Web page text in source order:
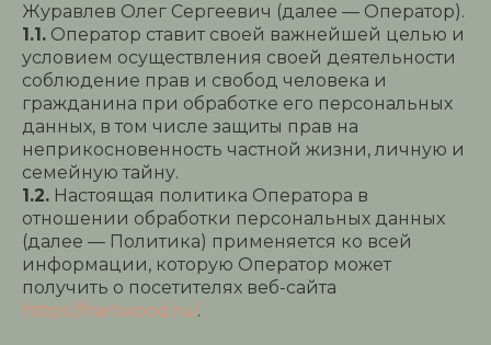
Журавлев Олег Сергеевич (далее — Оператор).
1.1. Оператор ставит своей важнейшей целью и
условием осуществления своей деятельности
соблюдение прав и свобод человека и
гражданина при обработке его персональных
данных, в том числе защиты прав на
неприкосновенность частной жизни, личную и
семейную тайну.
1.2. Настоящая политика Оператора в
отношении обработки персональных данных
(далее — Политика) применяется ко всей
информации, которую Оператор может
получить о посетителях веб-сайта
https://hartwood.ru/.